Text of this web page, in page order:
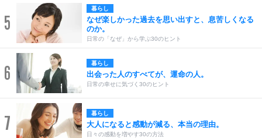
5
暮らし
なぜ楽しかった過去を思い出すと、息苦しくなる
のか。
日常の「なぜ」から学ぶ30のヒント
6 暮らし
出会った人のすべてが、運命の人。
日常の幸せに気づく30のヒント
7 暮らし
大人になると感動が減る、本当の理由。
日々の感動を増やす30の方法